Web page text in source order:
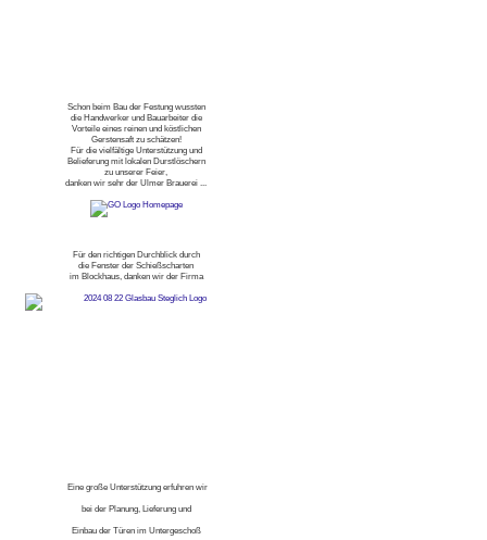
Schon beim Bau der Festung wussten
die Handwerker und Bauarbeiter die
Vorteile eines reinen und köstlichen
Gerstensaft zu schätzen!
Für die vielfältige Unterstützung und
Belieferung mit lokalen Durstlöschern
zu unserer Feier,
danken wir sehr der Ulmer Brauerei ...
Für den richtigen Durchblick durch
die Fenster der Schießscharten
im Blockhaus, danken wir der Firma
Eine große Unterstützung erfuhren wir
bei der Planung, Lieferung und
Einbau der Türen im Untergeschoß